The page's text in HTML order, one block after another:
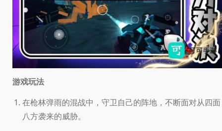
游戏玩法
在枪林弹雨的混战中，守卫自己的阵地，不断面对从四面
八方袭来的威胁。